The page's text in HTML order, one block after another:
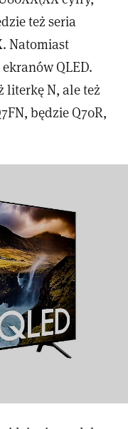
też seria
Natomiast
QLED.
literkę N, ale też
będzie Q70R,